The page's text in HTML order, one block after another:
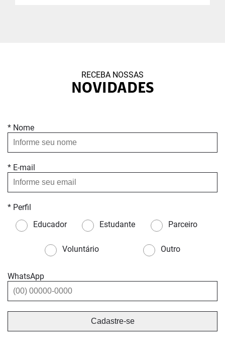
RECEBA NOSSAS
NOVIDADES
* Nome
* E-mail
* Perfil
Educador
Estudante Parceiro
Voluntário Outro
WhatsApp